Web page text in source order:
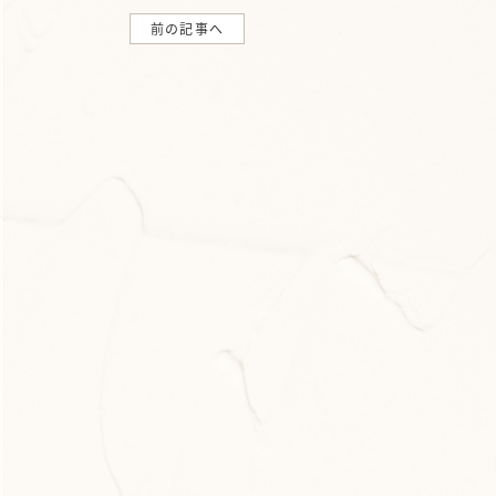
前の記事へ